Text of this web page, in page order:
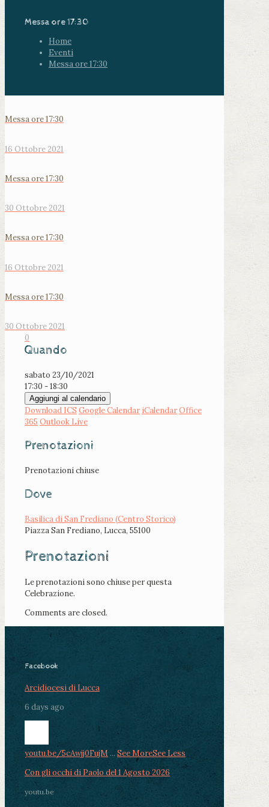
Messa ore 17:30
Home
Eventi
Messa ore 17:30
Messa ore 17:30
16 Ottobre 2021
Messa ore 17:30
30 Ottobre 2021
Messa ore 17:30
16 Ottobre 2021
Messa ore 17:30
30 Ottobre 2021
0
Quando
sabato 23/10/2021
17:30 - 18:30
Aggiungi al calendario
Download ICS Google Calendar iCalendarOffice
365 Outlook Live
Prenotazioni
Prenotazioni chiuse
Dove
Basilica di San Frediano (Centro Storico)
Piazza San Frediano, Lucca, 55100
Prenotazioni
Le prenotazioni sono chiuse per questa
Celebrazione.
Comments are closed.
Facebook
Arcidiocesi di Lucca
6 days ago
youtu.be/5cAwjj0FujM ... See MoreSee Less
Con gli occhi di Paolo del 1 Agosto 2026
youtu.be